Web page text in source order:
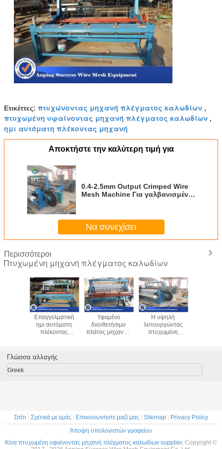
Ετικέττες: πτυχώνοντας μηχανή πλέγματος καλωδίων ,
πτυχωμένη υφαίνοντας μηχανή πλέγματος καλωδίων ,
ημι αυτόματη πλέκοντας μηχανή
Αποκτήστε την καλύτερη τιμή για
0.4-2.5mm Output Crimped Wire
Mesh Machine Για γαλβανισμένο
Να συνεχίσει
Περισσότεροι
Πτυχωμένη μηχανή πλέγματος καλωδίων
οθόνης
μηχανών
Επαγγελματική
ημι αυτόματη
πλέκοντας
πτυχώνοντας
μηχανή καλωδίων
Υφαμένο
διευθετήσιμο
πλάτος μηχανών
πλέγμα 2 - 20mm
Η υψηλή
λειτουργώντας
πτυχωμένη
γαλβανίζει το
συρμάτων
καλωδίων
Γλώσσα αλλαγής
Greek
Σπίτι Σχετικά με εμάς Επικοινωνήστε μαζί μας Sitemap
Privacy Policy
Άποψη υπολογιστών γραφείου
Κίνα πτυχωμένη υφαίνοντας μηχανή πλέγματος καλωδίων supplier. Copyright ©